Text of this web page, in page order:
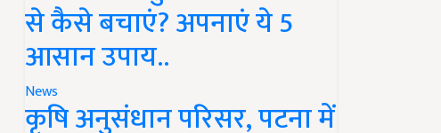
से कैसे बचाएं? अपनाएं ये 5
आसान उपाय..
News
कृषि अनुसंधान परिसर, पटना में